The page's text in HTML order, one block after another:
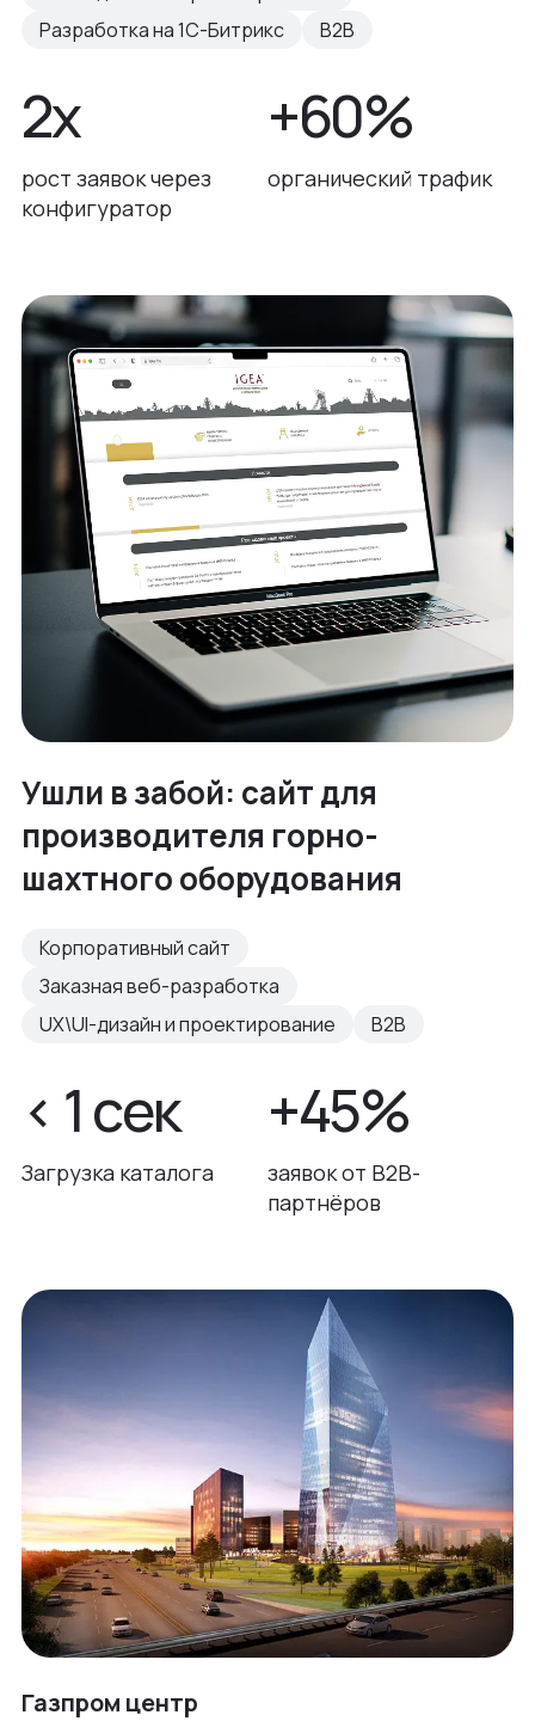
Разработка на 1С-Битрикс
B2B
2х
рост заявок через
конфигуратор
+60%
органический трафик
Ушли в забой: сайт для
производителя горно-
шахтного оборудования
Корпоративный сайт
Заказная веб-разработка
UX\UI-дизайн и проектирование
B2B
< 1 сек
Загрузка каталога
+45%
заявок от B2B-
партнёров
Газпром центр